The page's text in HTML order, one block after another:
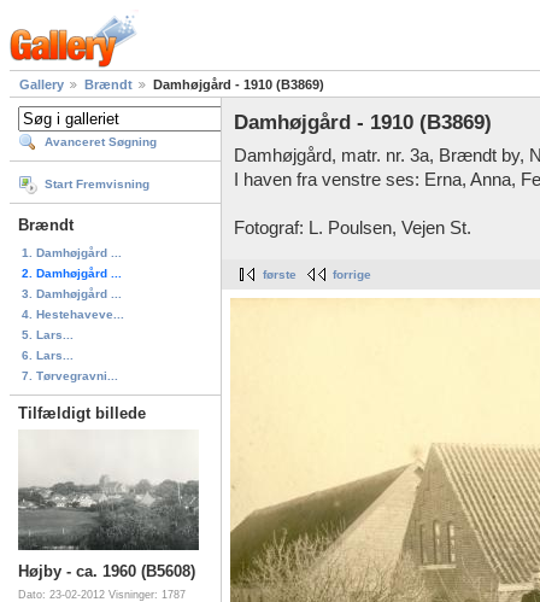
Gallery Brændt Damhøjgård - 1910 (B3869)
Avanceret Søgning
Start Fremvisning
Brændt
1. Damhøjgård ...
2. Damhøjgård ...
3. Damhøjgård ...
4. Hestehaveve...
5. Lars...
6. Lars...
7. Tørvegravni...
Tilfældigt billede
Højby - ca. 1960 (B5608)
Dato: 23-02-2012 Visninger: 1787
Damhøjgård - 1910 (B3869)
Damhøjgård, matr. nr. 3a, Brændt by,
I haven fra venstre ses: Erna, Anna,
Fotograf: L. Poulsen, Vejen St.
første forrige